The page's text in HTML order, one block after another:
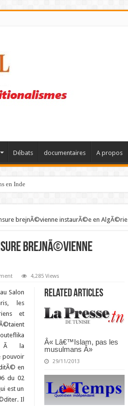
Débats documentaires A propos
en Inde
brejnÃ©vienne instaurÃ©e en AlgÃ©rie
brejnÃ©vienne
4,285 Views
Related Articles
Â« Lâ€™Islam, pas les
musulmans Â»
29/11/2013
Salon
les
et
Ã la
pouvoir
en
du 02
est un
Il